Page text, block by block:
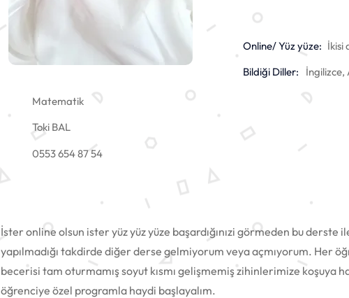
Online/ Yüz yüze: İkisi
Bildiği Diller:
İngilizce,
Matematik
Toki BAL
0553 654 87 54
İster online olsun ister yüz yüz yüze başardığınızi görmeden bu
yapılmadığı takdirde diğer derse gelmiyorum veya açmıyorum. Her
becerisi tam oturmamış soyut kısmı gelişmemiş zihinlerimize
öğrenciye özel programla haydi başlayalım.